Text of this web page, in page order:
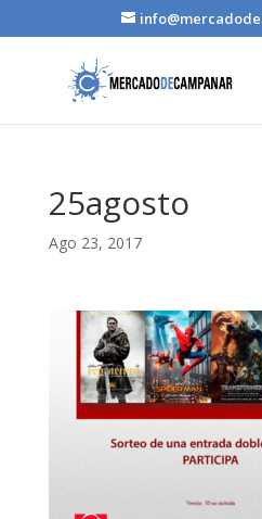
25agosto
Ago 23, 2017